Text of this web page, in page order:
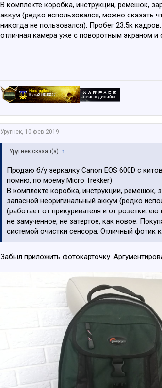
В комплекте коробка, инструкции, ремешок,
аккум (редко использовался, можно сказать
никогда не пользовался). Пробег 23.5к
отличная камера уже с поворотным экраном
Уругнек, 10 фев 2019
Уругнек сказал(а): ↑
Продаю б/у зеркалку Canon EOS 600D c
помню, по моему Micro Trekker)
В комплекте коробка, инструкции,
запасной неоригинальный аккум (редко
(работает от прикуривателя и от розетки,
не замученное, не затертое, как новое.
системой очистки сенсора. Отличный
Забыл приложить фотокарточку.